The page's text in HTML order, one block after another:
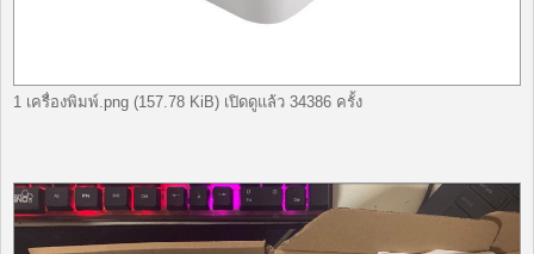
1 เครื่องพิมพ์.png (157.78 KiB) เปิดดูแล้ว 34386 ครั้ง